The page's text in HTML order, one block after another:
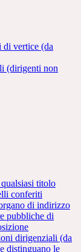
vertice (da
(dirigenti non
titolo
conferiti
di indirizzo
pubbliche di
dirigenziali (da
distinguano le